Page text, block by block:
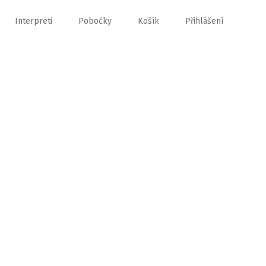
Interpreti Pobočky Košík Přihlášení